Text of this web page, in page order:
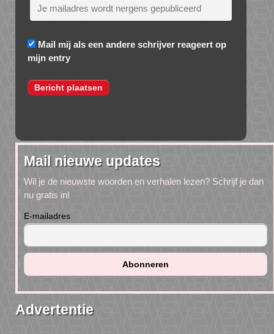
Mail mij als een andere schrijver reageert op
mijn entry
Mail nieuwe updates
Wil je de nieuwste woorden en verhalen lezen? Schrijf je dan
nu gratis in!
E-mailadres
Advertentie